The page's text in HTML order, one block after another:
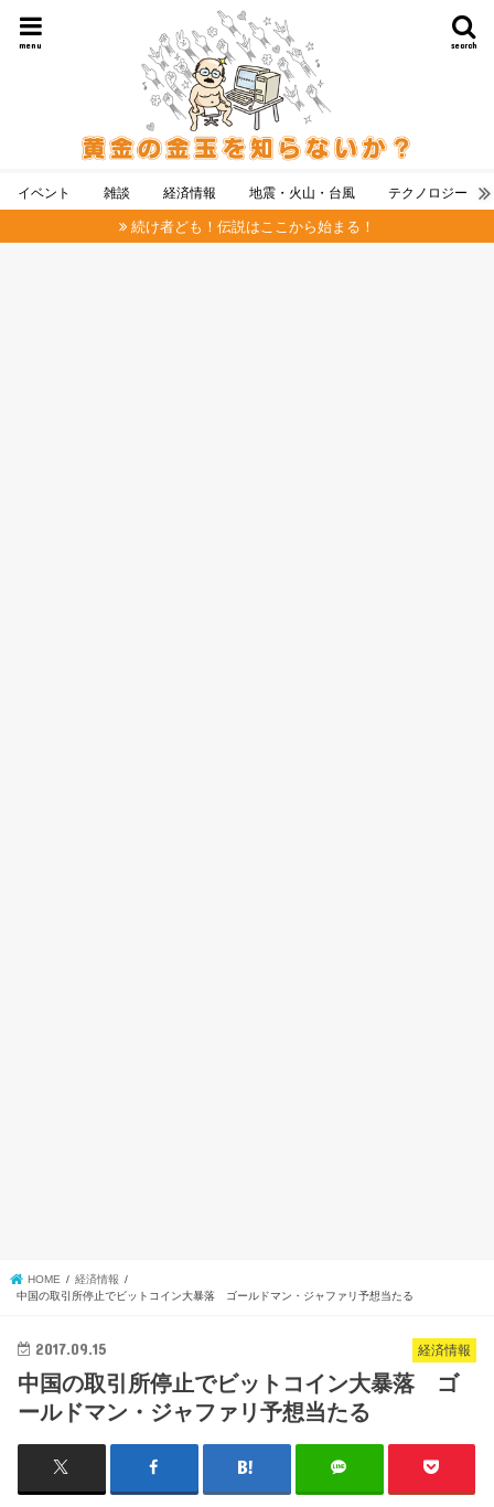
search
menu
イベント 雑談 経済情報 地震・火山・台風 テクノロジー
続け者ども！伝説はここから始まる！
HOME
経済情報
中国の取引所停止でビットコイン大暴落 ゴールドマン・ジャファリ予想当たる
経済情報
2017.09.15
中国の取引所停止でビットコイン大暴落 ゴ
ールドマン・ジャファリ予想当たる